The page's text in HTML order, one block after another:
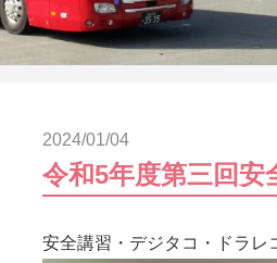
2024/01/04
令和5年度第三回
安全講習・デジタコ・ドラレ